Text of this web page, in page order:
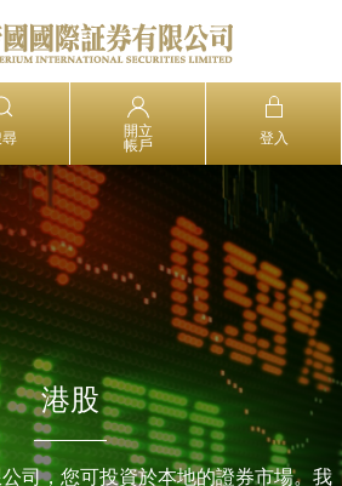
開立
帳戶
登入
港股
司，您可投資於本地的證券市場。我